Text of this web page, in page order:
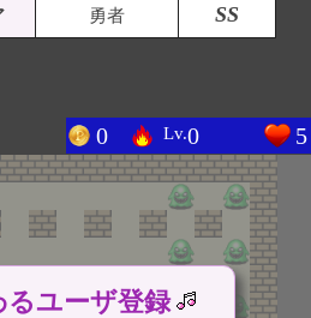
勇者 SS
0 Lv.0 5
るユーザ登録